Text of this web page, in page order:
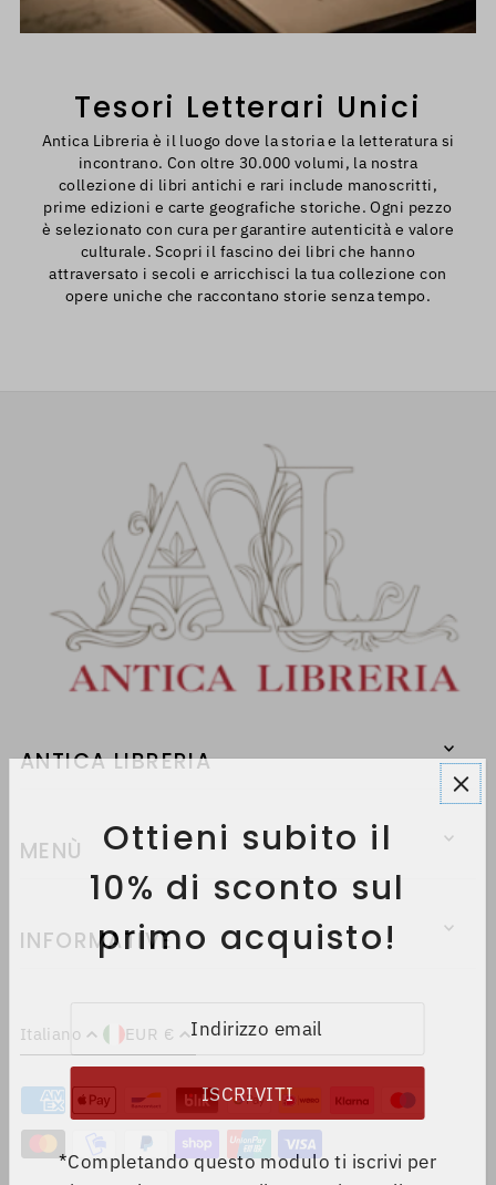
Tesori Letterari Unici
Antica Libreria è il luogo dove la storia e la letteratura si
incontrano. Con oltre 30.000 volumi, la nostra
collezione di libri antichi e rari include manoscritti,
prime edizioni e carte geografiche storiche. Ogni pezzo
è selezionato con cura per garantire autenticità e valore
culturale. Scopri il fascino dei libri che hanno
attraversato i secoli e arricchisci la tua collezione con
opere uniche che raccontano storie senza tempo.
ANTICA LIBRERIA
MENÙ
INFORMATIVE
Italiano EUR €
Ottieni subito il
10% di sconto sul
primo acquisto!
*Completando questo modulo ti iscrivi per